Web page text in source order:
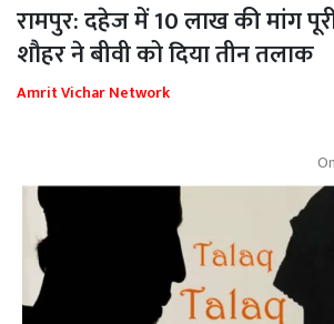
रामपुर: दहेज में 10 लाख की मांग
शौहर ने बीवी को दिया तीन तलाक
Amrit Vichar Network
On